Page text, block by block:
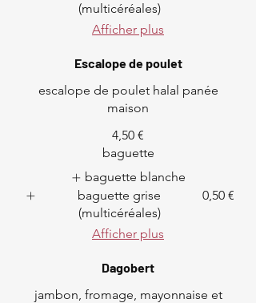
(multicéréales)
Afficher plus
Escalope de poulet
escalope de poulet halal panée
maison
4,50 €
baguette
baguette blanche
baguette grise
(multicéréales)
0,50 €
Afficher plus
Dagobert
jambon, fromage, mayonnaise et